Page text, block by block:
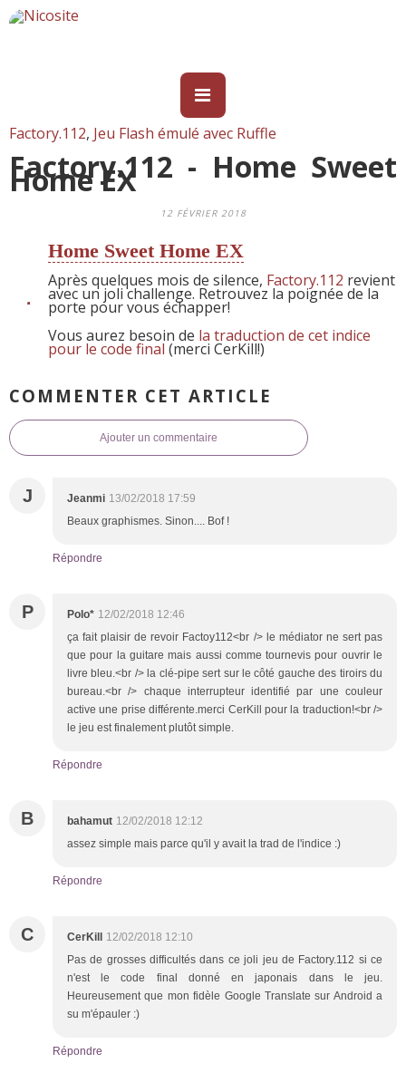
Factory.112, Jeu Flash émulé avec Ruffle
Factory.112 - Home Sweet
Home EX
12 FÉVRIER 2018
Home Sweet Home EX
Après quelques mois de silence, Factory.112 revient
avec un joli challenge. Retrouvez la poignée de la
porte pour vous échapper!
Vous aurez besoin de la traduction de cet indice
pour le code final (merci CerKill!)
COMMENTER CET ARTICLE
Ajouter un commentaire
J Jeanmi 13/02/2018 17:59
Beaux graphismes. Sinon.... Bof !
Répondre
P Polo* 12/02/2018 12:46
ça fait plaisir de revoir Factoy112<br /> le médiator ne sert pas
que pour la guitare mais aussi comme tournevis pour ouvrir le
livre bleu.<br /> la clé-pipe sert sur le côté gauche des tiroirs du
bureau.<br /> chaque interrupteur identifié par une couleur
active une prise différente.merci CerKill pour la traduction!<br />
le jeu est finalement plutôt simple.
Répondre
B bahamut 12/02/2018 12:12
assez simple mais parce qu'il y avait la trad de l'indice :)
Répondre
C CerKill 12/02/2018 12:10
Pas de grosses difficultés dans ce joli jeu de Factory.112 si ce
n'est le code final donné en japonais dans le jeu.
Heureusement que mon fidèle Google Translate sur Android a
su m'épauler :)
Répondre